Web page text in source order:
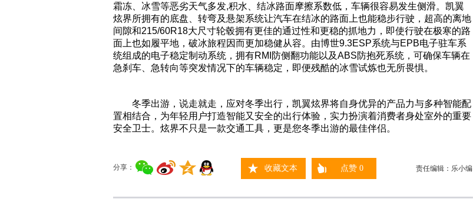
霜冻、冰雪等恶劣天气多发,积水、结冰路面摩擦系数低，车辆很容易发生侧滑。凯翼
炫界所拥有的底盘、转弯及悬架系统让汽车在结冰的路面上也能稳步行驶，超高的离地
间隙和215/60R18大尺寸轮毂拥有更佳的通过性和更稳的抓地力，即使行驶在极寒的路
面上也如履平地，破冰旅程因而更加稳健从容。由博世9.3ESP系统与EPB电子驻车系
统组成的电子稳定制动系统，拥有RMI防侧翻功能以及ABS防抱死系统，可确保车辆在
急刹车、急转向等突发情况下的车辆稳定，即便残酷的冰雪试炼也无所畏惧。
冬季出游，说走就走，应对冬季出行，凯翼炫界将自身优异的产品力与多种智能配
置相结合，为年轻用户打造智能又安全的出行体验，实力扮演着消费者身处室外的重要
安全卫士。炫界不只是一款交通工具，更是您冬季出游的最佳伴侣。
分享： 收藏文本 点赞 0 责任编辑：乐小编